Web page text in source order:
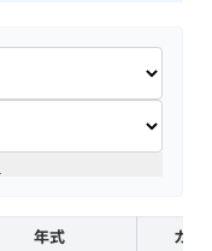
年式
カラ